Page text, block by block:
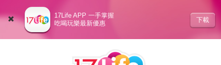
17Life APP 一手掌握
吃喝玩樂最新優惠
下載